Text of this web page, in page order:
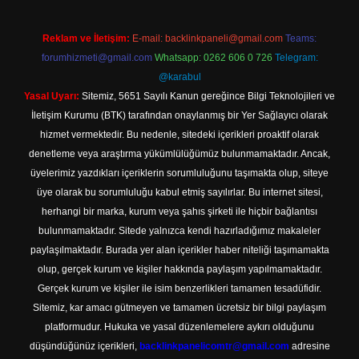
Reklam ve İletişim: E-mail: backlinkpaneli@gmail.com Teams:
forumhizmeti@gmail.com Whatsapp: 0262 606 0 726 Telegram:
@karabul
Yasal Uyarı: Sitemiz, 5651 Sayılı Kanun gereğince Bilgi Teknolojileri ve
İletişim Kurumu (BTK) tarafından onaylanmış bir Yer Sağlayıcı olarak
hizmet vermektedir. Bu nedenle, sitedeki içerikleri proaktif olarak
denetleme veya araştırma yükümlülüğümüz bulunmamaktadır. Ancak,
üyelerimiz yazdıkları içeriklerin sorumluluğunu taşımakta olup, siteye
üye olarak bu sorumluluğu kabul etmiş sayılırlar. Bu internet sitesi,
herhangi bir marka, kurum veya şahıs şirketi ile hiçbir bağlantısı
bulunmamaktadır. Sitede yalnızca kendi hazırladığımız makaleler
paylaşılmaktadır. Burada yer alan içerikler haber niteliği taşımamakta
olup, gerçek kurum ve kişiler hakkında paylaşım yapılmamaktadır.
Gerçek kurum ve kişiler ile isim benzerlikleri tamamen tesadüfidir.
Sitemiz, kar amacı gütmeyen ve tamamen ücretsiz bir bilgi paylaşım
platformudur. Hukuka ve yasal düzenlemelere aykırı olduğunu
düşündüğünüz içerikleri, backlinkpanelicomtr@gmail.com adresine